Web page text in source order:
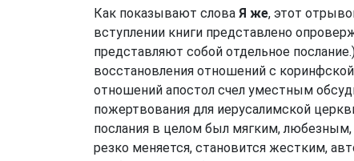
Как показывают слова Я же, этот
вступлении книги представлено
представляют собой отдельное
восстановления отношений с
отношений апостол счел уместным
пожертвования для иерусалимской
послания в целом был мягким,
резко меняется, становится жестким,